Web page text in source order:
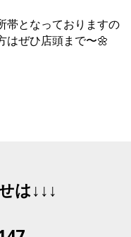
帯となっておりますの
はぜひ店頭まで〜🌼
は↓↓↓